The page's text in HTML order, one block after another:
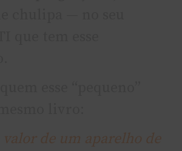
valor de um aparelho de